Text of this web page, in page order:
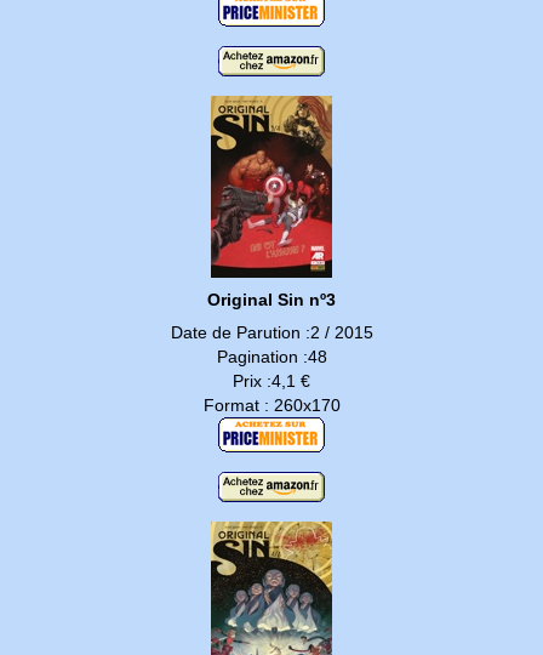
Original Sin nº3
Date de Parution :2 / 2015
Pagination :48
Prix :4,1 €
Format : 260x170